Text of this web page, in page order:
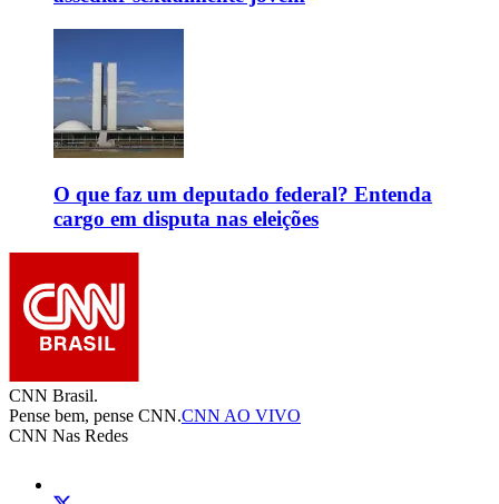
O que faz um deputado federal? Entenda
cargo em disputa nas eleições
CNN Brasil.
Pense bem, pense CNN.CNN AO VIVO
CNN Nas Redes